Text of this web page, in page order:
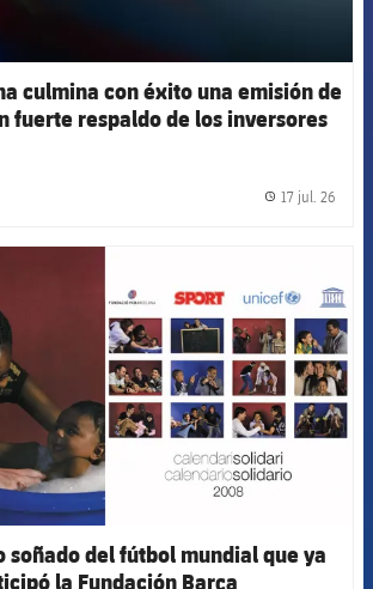
culmina con éxito una emisión de
fuerte respaldo de los inversores
17 jul. 26
soñado del fútbol mundial que ya
la Fundación Barça